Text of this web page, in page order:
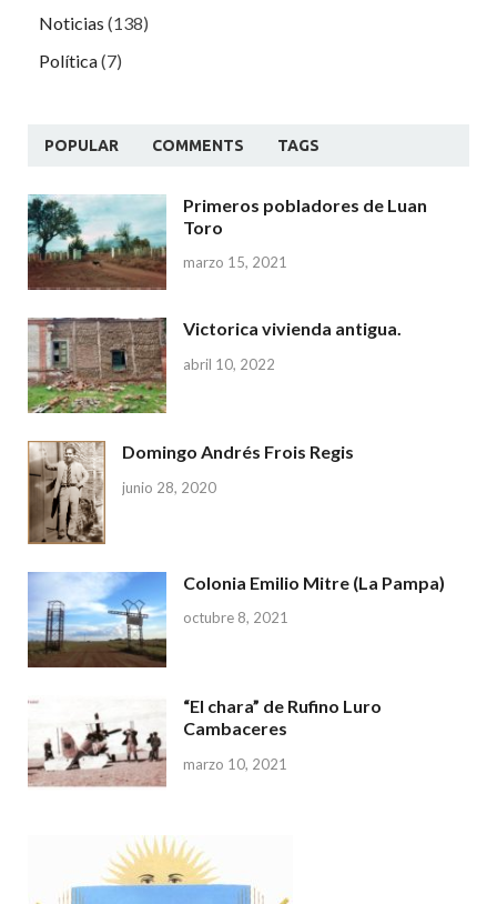
Noticias (138)
Política(7)
POPULAR COMMENTS TAGS
Primeros pobladores de Luan
Toro
marzo 15, 2021
Victorica vivienda antigua.
abril 10, 2022
Domingo Andrés Frois Regis
junio 28, 2020
Colonia Emilio Mitre (La Pampa)
octubre 8, 2021
“El chara” de Rufino Luro
Cambaceres
marzo 10, 2021